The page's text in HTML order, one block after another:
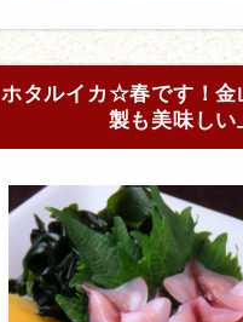
ホタルイカ☆春です！金
製も美味しい